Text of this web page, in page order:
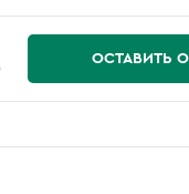
ОСТАВИТЬ